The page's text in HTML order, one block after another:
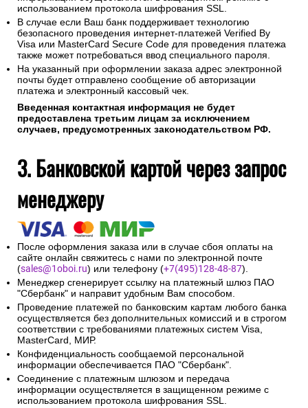
использованием протокола шифрования SSL.
В случае если Ваш банк поддерживает технологию
безопасного проведения интернет-платежей Verified By
Visa или MasterCard Secure Code для проведения платежа
также может потребоваться ввод специального пароля.
На указанный при оформлении заказа адрес электронной
почты будет отправлено сообщение об авторизации
платежа и электронный кассовый чек.
Введенная контактная информация не будет
предоставлена третьим лицам за исключением
случаев, предусмотренных законодательством РФ.
3. Банковской картой через запрос
менеджеру
После оформления заказа или в случае сбоя оплаты на
сайте онлайн свяжитесь с нами по электронной почте
(sales@1oboi.ru) или телефону (+7(495)128-48-87).
Менеджер сгенерирует ссылку на платежный шлюз ПАО
"Сбербанк" и направит удобным Вам способом.
Проведение платежей по банковским картам любого банка
осуществляется без дополнительных комиссий и в строгом
соответствии с требованиями платежных систем Visa,
MasterCard, МИР.
Конфиденциальность сообщаемой персональной
информации обеспечивается ПАО "Сбербанк".
Соединение с платежным шлюзом и передача
информации осуществляется в защищенном режиме с
использованием протокола шифрования SSL.